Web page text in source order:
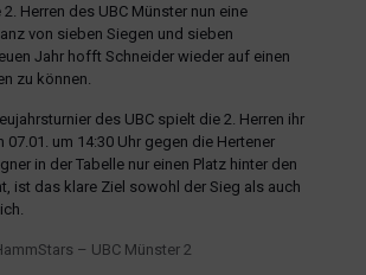
Herren des UBC Münster nun eine
von sieben Siegen und sieben
Jahr hofft Schneider wieder auf einen
zu können.
des UBC spielt die 2. Herren ihr
07.01. um 14:30 Uhr gegen die Hertener
in der Tabelle nur einen Platz hinter den
ist das klare Ziel sowohl der Sieg als auch
– UBC Münster 2